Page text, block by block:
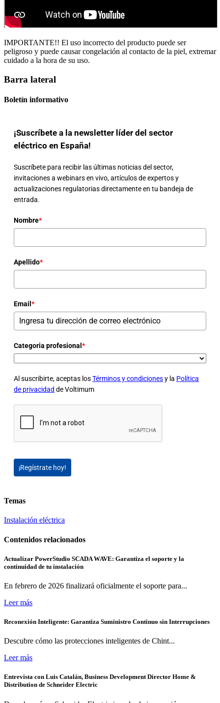
IMPORTANTE!! El uso incorrecto del producto puede ser
peligroso y puede causar congelación al contacto de la piel, extremar
cuidado a la hora de su uso.
Barra lateral
Boletín informativo
¡Suscríbete a la newsletter líder del sector
eléctrico en España!
Suscríbete para recibir las últimas noticias del sector,
invitaciones a webinars en vivo, artículos de expertos y
actualizaciones regulatorias directamente en tu bandeja de
entrada.
Nombre*
Apellido*
Email *
Categoria profesional *
Al suscribirte, aceptas losTérminos y condicionesy la Política
de privacidad de Voltimum
¡Regístrate hoy!
Temas
Instalación eléctrica
Contenidos relacionados
Actualizar PowerStudio SCADA WAVE: Garantiza el soporte y la
continuidad de tu instalación
En febrero de 2026 finalizará oficialmente el soporte para...
Leer más
Reconexión Inteligente: Garantiza Suministro Continuo sin Interrupciones
Descubre cómo las protecciones inteligentes de Chint...
Leer más
Entrevista con Luis Catalán, Business Development Director Home &
Distribution de Schneider Electric